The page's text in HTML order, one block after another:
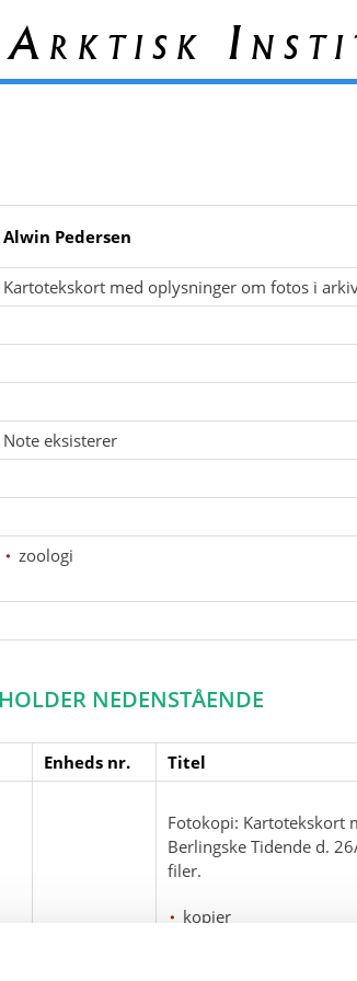
Arktisk
Alwin Pedersen
Kartotekskort med oplysninger om fotos i
Note eksisterer
zoologi
NEDENSTÅENDE
Enheds nr.
Titel
Fotokopi: Kartotekskort
Berlingske Tidende d.
filer.
kopier